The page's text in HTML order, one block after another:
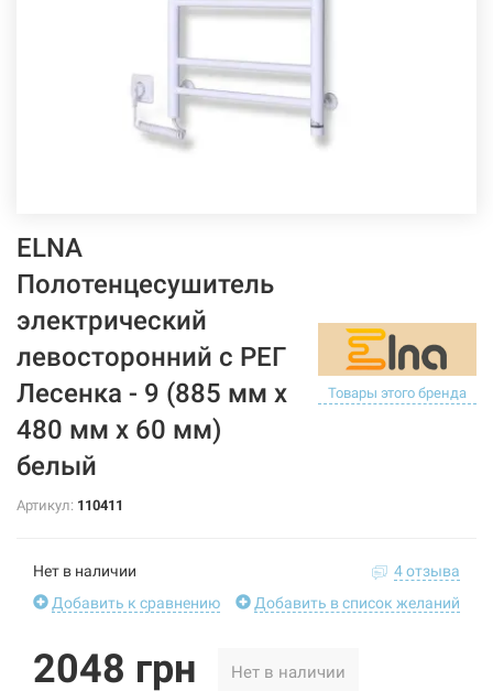
ELNA
Полотенцесушитель
электрический
левосторонний с РЕГ
Лесенка - 9 (885 мм х
480 мм х 60 мм)
белый
Товары этого бренда
Артикул: 110411
Нет в наличии
4 отзыва
Добавить к сравнению
Добавить в список желаний
2048 грн Нет в наличии